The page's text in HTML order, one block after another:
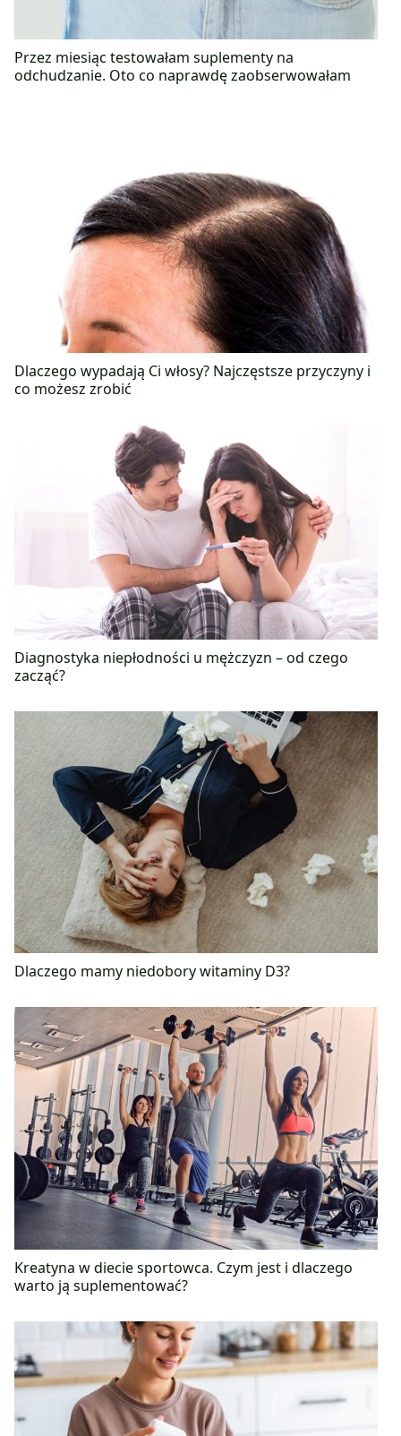
Przez miesiąc testowałam suplementy na
odchudzanie. Oto co naprawdę zaobserwowałam
Dlaczego wypadają Ci włosy? Najczęstsze przyczyny i
co możesz zrobić
Diagnostyka niepłodności u mężczyzn – od czego
zacząć?
Dlaczego mamy niedobory witaminy D3?
Kreatyna w diecie sportowca. Czym jest i dlaczego
warto ją suplementować?